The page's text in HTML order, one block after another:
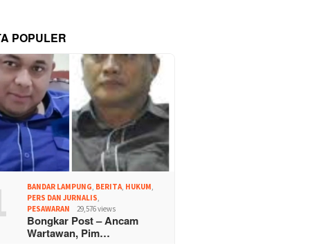
POPULER
BANDAR LAMPUNG BERITA HUKUM
PERS DAN JURNALIS
PESAWARAN
29,576 views
Bongkar Post – Ancam
Wartawan, Pim…